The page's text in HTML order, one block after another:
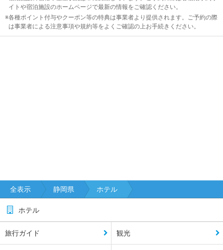
イトや宿泊施設のホームページで最新の情報をご確認ください。
各種ポイント付与やクーポン等の特典は事業者より提供されます。ご予約の際
は事業者による注意事項や規約等をよくご確認の上お手続きください。
全表示 静岡県 ホテル
ホテル
旅行ガイド 観光